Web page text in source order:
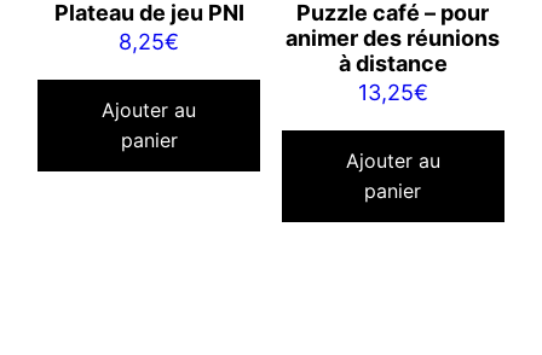
Plateau de jeu PNI
8,25€
Ajouter au
panier
Puzzle café – pour
animer des réunions
à distance
13,25€
Ajouter au
panier